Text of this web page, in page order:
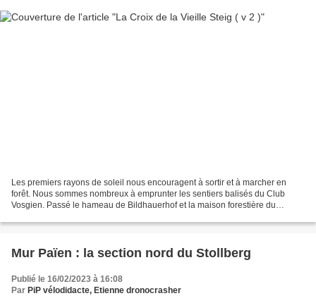
Les premiers rayons de soleil nous encouragent à sortir et à marcher en
forêt. Nous sommes nombreux à emprunter les sentiers balisés du Club
Vosgien. Passé le hameau de Bildhauerhof et la maison forestière du
Mur Païen : la section nord du Stollberg
Publié le 16/02/2023 à 16:08
Par PiP vélodidacte, Etienne dronocrasher